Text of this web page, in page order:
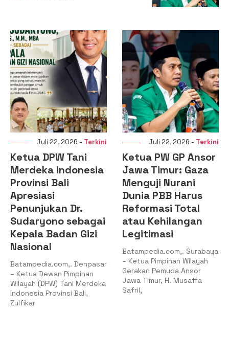
Juli 22, 2026 -Terkini
Ketua PW GP Ansor
Jawa Timur: Gaza
Menguji Nurani
Dunia PBB Harus
Reformasi Total
atau Kehilangan
Legitimasi
Batampedia.com,. Surabaya
– Ketua Pimpinan Wilayah
Gerakan Pemuda Ansor
Jawa Timur, H. Musaffa
Safril,
Juli 20, 2026 -
PKC PMII Kepri:
Legitimasi PC PMII
Tanjungpinang-
Bintan Berada
pada
Kepengurusan
Muhammad Al-
Mujrin
Batampedia.com,. Batam –
Pengurus Koordinator
Cabang (PKC) Pergerakan
Mahasiswa Islam Indonesia